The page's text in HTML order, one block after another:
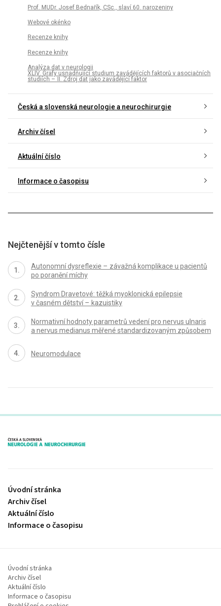
Prof. MUDr. Josef Bednařík, CSc., slaví 60. narozeniny
Webové okénko
Recenze knihy
Recenze knihy
Analýza dat v neurologii
XLIV. Grafy usnadňující studium zavádějících faktorů v asociačních
studiích – II. Zdroj dat jako zavádějící faktor
Česká a slovenská neurologie a neurochirurgie
Archiv čísel
Aktuální číslo
Informace o časopisu
Nejčtenější v tomto čísle
Autonomní dysreflexie – závažná komplikace u pacientů
po poranění míchy
Syndrom Dravetové: těžká myoklonická epilepsie
v časném dětství – kazuistiky
Normativní hodnoty parametrů vedení pro nervus ulnaris
a nervus medianus měřené standardizovaným způsobem
Neuromodulace
proLékaře.cz
Úvodní stránka
Archiv čísel
Aktuální číslo
Informace o časopisu
Úvodní stránka
Archiv čísel
Aktuální číslo
Informace o časopisu